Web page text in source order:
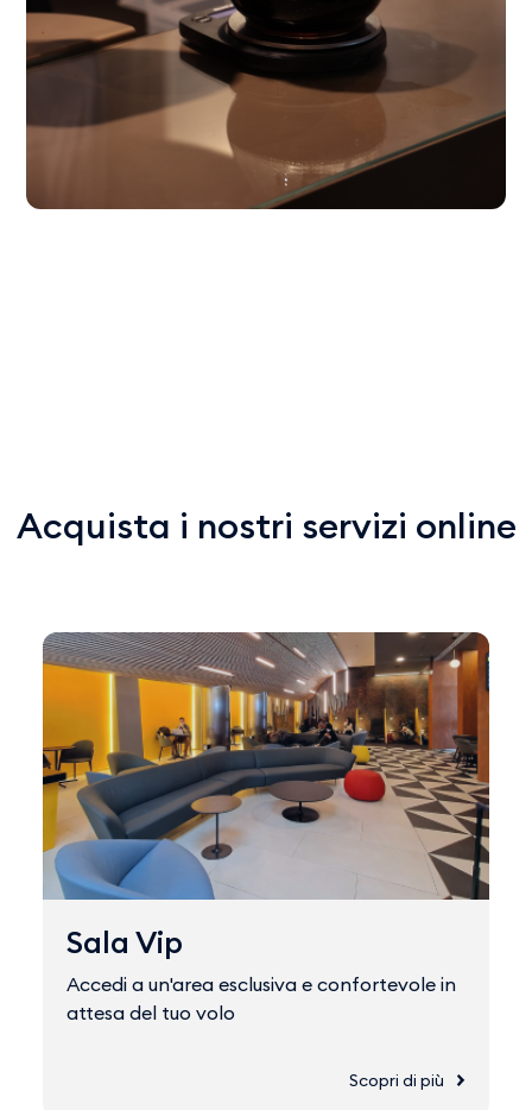
Acquista i nostri servizi online
Sala Vip
Accedi a un'area esclusiva e confortevole in
attesa del tuo volo
Scopri di più